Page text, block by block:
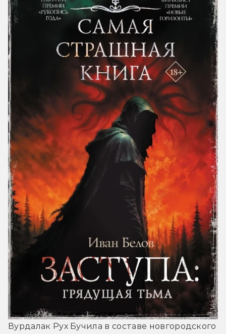
Вурдалак Рух Бучила в составе новгородского